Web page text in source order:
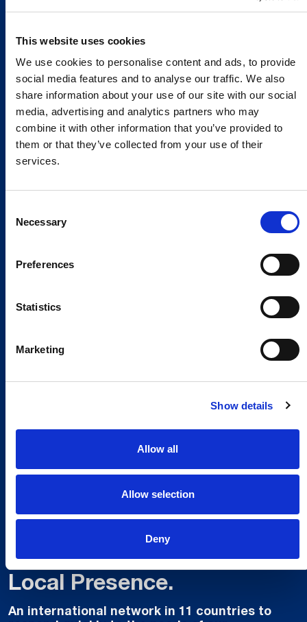
This website uses cookies
We use cookies to personalise content and ads, to provide
social media features and to analyse our traffic. We also
share information about your use of our site with our social
media, advertising and analytics partners who may
combine it with other information that you’ve provided to
them or that they’ve collected from your use of their
services.
Selection
Necessary
Preferences
Statistics
Marketing
Show details
Allow all
Allow selection
Deny
Global Spirit,
Local Presence.
An international network in 11 countries to